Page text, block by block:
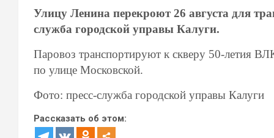
Улицу Ленина перекроют 26 августа для
служба городской управы Калуги.
Паровоз транспортируют к скверу 50-летия
по улице Московской.
Фото: пресс-служба городской управы Калуги
Рассказать об этом: